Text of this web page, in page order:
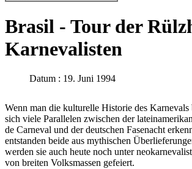
Brasil - Tour der
Karnevalisten
Datum : 19. Juni 1994
Wenn man die kulturelle Historie des Karnevals
sich viele Parallelen zwischen der
de Carneval und der deutschen Fasenacht
entstanden beide aus mythischen
werden sie auch heute noch unter
von breiten Volksmassen gefeiert.